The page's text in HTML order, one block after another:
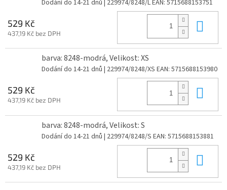
Dodání do 14-21 dnů | 229974/8248/LEAN: 5715688153751
529 Kč
437,19 Kč bez DPH
barva: 8248-modrá, Velikost: XS
Dodání do 14-21 dnů | 229974/8248/XS EAN: 5715688153980
529 Kč
437,19 Kč bez DPH
barva: 8248-modrá, Velikost: S
Dodání do 14-21 dnů | 229974/8248/S EAN: 5715688153881
529 Kč
437,19 Kč bez DPH